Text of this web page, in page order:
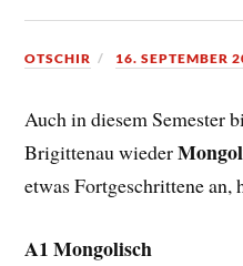
OTSCHIR 16. SEPTEMBER
Auch in diesem Semester
Brigittenau wieder
etwas Fortgeschrittene an,
A1 Mongolisch